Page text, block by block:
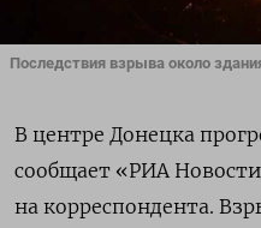
Последствия взрыва около
В центре Донецка
сообщает «РИА
на корреспондента.